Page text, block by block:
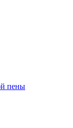
пены